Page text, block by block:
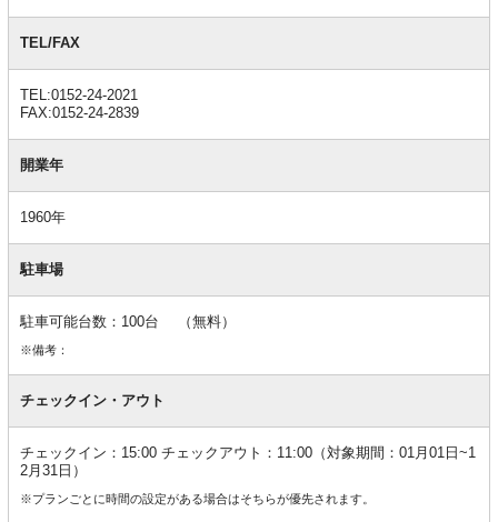
TEL/FAX
TEL:0152-24-2021
FAX:0152-24-2839
開業年
1960年
駐車場
駐車可能台数：100台 （無料）
※備考：
チェックイン・アウト
チェックイン：15:00 チェックアウト：11:00（対象期間：01月01日~1
2月31日）
※プランごとに時間の設定がある場合はそちらが優先されます。